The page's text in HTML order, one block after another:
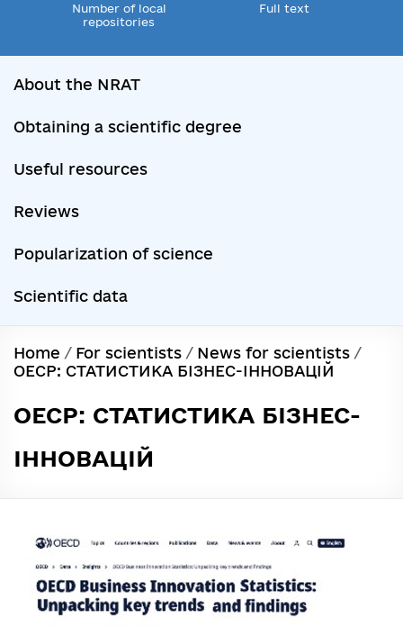
Number of local
repositories
Full text
About the NRAT
Obtaining a scientific degree
Useful resources
Reviews
Popularization of science
Scientific data
Home / For scientists / News for scientists /
ОЕСР: СТАТИСТИКА БІЗНЕС-ІННОВАЦІЙ
ОЕСР: СТАТИСТИКА БІЗНЕС-
ІННОВАЦІЙ